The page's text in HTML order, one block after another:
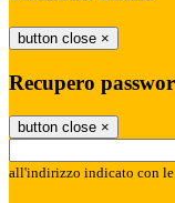
button close ×
Recupero
button close ×
all'indirizzo indicato con le